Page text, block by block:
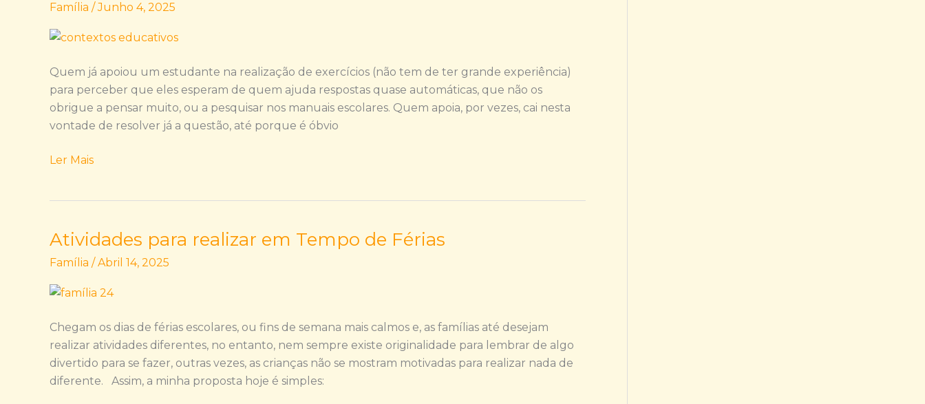
Família /Junho 4, 2025
Quem já apoiou um estudante na realização de exercícios (não tem de ter grande experiência)
para perceber que eles esperam de quem ajuda respostas quase automáticas, que não os
obrigue a pensar muito, ou a pesquisar nos manuais escolares. Quem apoia, por vezes, cai nesta
vontade de resolver já a questão, até porque é óbvio
erros
se
aprende…
na
vida
na
Ler Mais
Atividades para realizar em Tempo de Férias
Família /Abril 14, 2025
Chegam os dias de férias escolares, ou fins de semana mais calmos e, as famílias até desejam
realizar atividades diferentes, no entanto, nem sempre existe originalidade para lembrar de algo
divertido para se fazer, outras vezes, as crianças não se mostram motivadas para realizar nada de
diferente. Assim, a minha proposta hoje é simples:
Atividades
em
de
Férias